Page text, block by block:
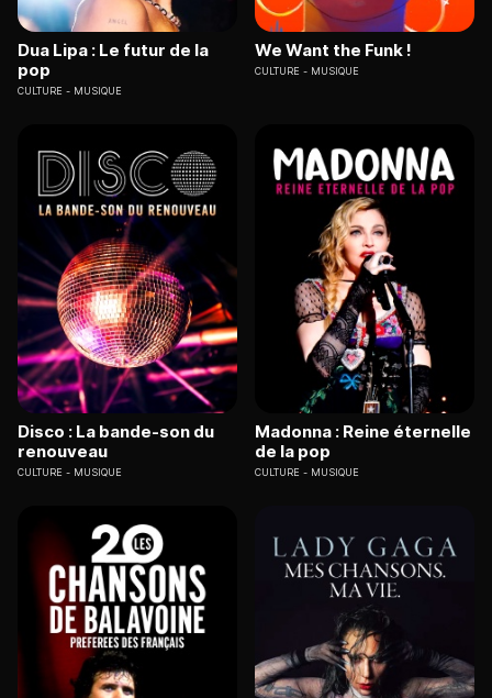
Dua Lipa : Le futur de la
pop
CULTURE MUSIQUE
We Want the Funk !
CULTURE MUSIQUE
Disco : La bande-son du
renouveau
CULTURE MUSIQUE
Madonna : Reine éternelle
de la pop
CULTURE MUSIQUE